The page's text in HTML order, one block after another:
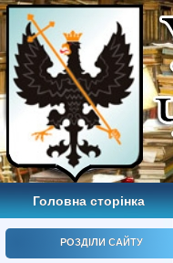
Головна сторінка
РОЗДІЛИ САЙТУ